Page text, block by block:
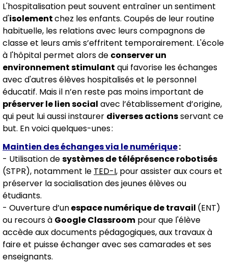
L'hospitalisation peut souvent entraîner un sentiment
d'isolementchez les enfants. Coupés de leur routine
habituelle, les relations avec leurs compagnons de
classe et leurs amis s’effritent temporairement. L'école
à l'hôpital permet alors de conserver un
environnement stimulant qui favorise les échanges
avec d'autres élèves hospitalisés et le personnel
éducatif. Mais il n’en reste pas moins important de
préserver le lien social avec l’établissement d’origine,
qui peut lui aussi instaurer diverses actionsservant ce
but. En voici quelques-unes :
Maintien des échanges via le numérique:
- Utilisation desystèmes de téléprésence robotisés
(STPR), notamment le TED-I, pour assister aux cours et
préserver la socialisation des jeunes élèves ou
étudiants.
- Ouverture d’unespace numérique de travail (ENT)
ou recours à Google Classroom pour que l'élève
accède aux documents pédagogiques, aux travaux à
faire et puisse échanger avec ses camarades et ses
enseignants. ​